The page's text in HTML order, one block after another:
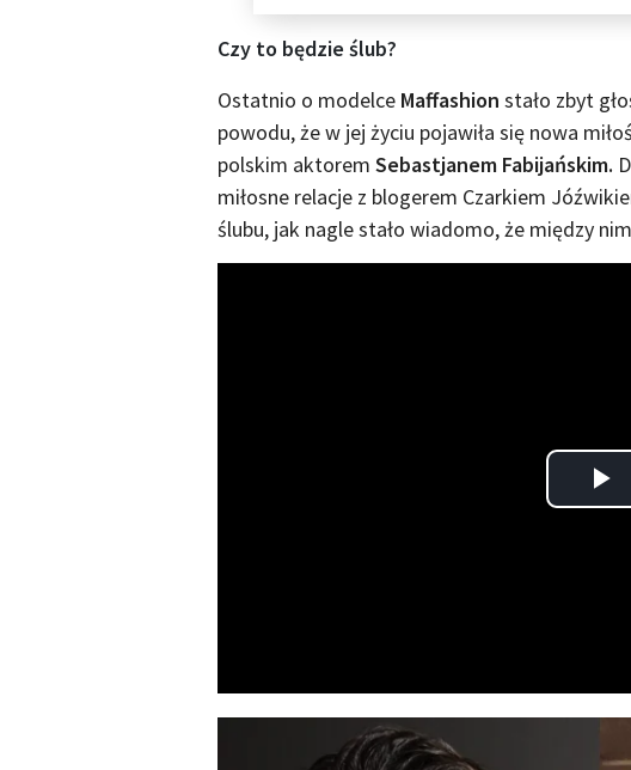
Czy to będzie ślub?
Ostatnio o modelce Maffashion stało zbyt
powodu, że w jej życiu pojawiła się nowa
polskim aktorem Sebastjanem Fabijańskim.
miłosne relacje z blogerem Czarkiem
ślubu, jak nagle stało wiadomo, że między